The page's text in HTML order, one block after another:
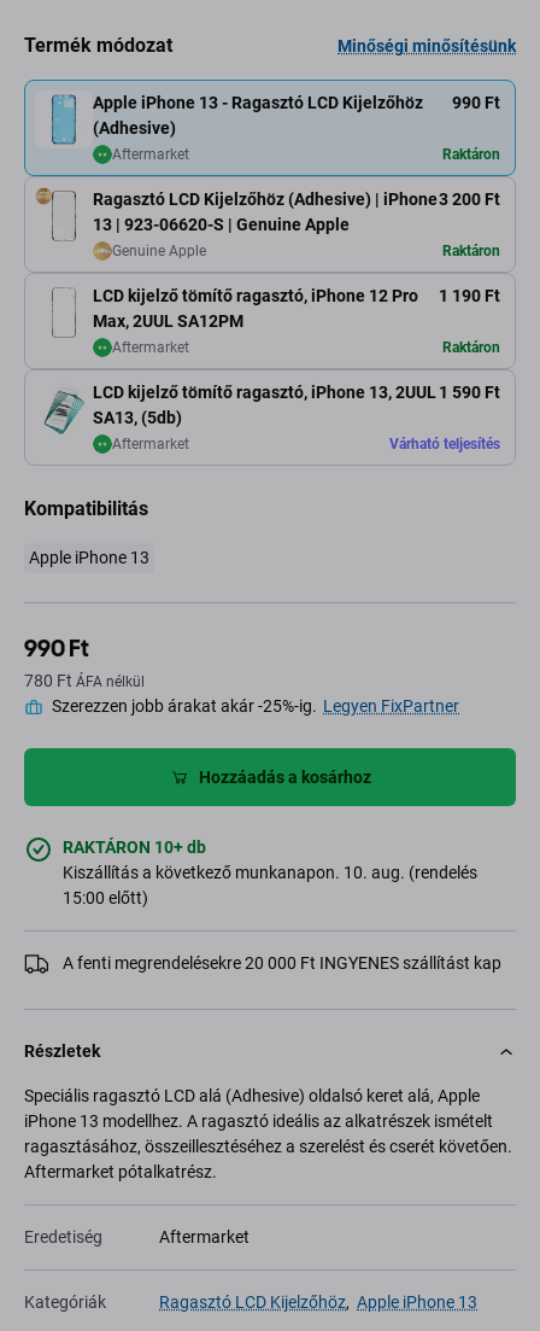
Termék módozat Minőségi minősítésünk
Apple iPhone 13 - Ragasztó LCD Kijelzőhöz
(Adhesive)
990 Ft
Aftermarket Raktáron
Ragasztó LCD Kijelzőhöz (Adhesive) | iPhone
13 | 923-06620-S | Genuine Apple
3 200 Ft
Genuine Apple Raktáron
LCD kijelző tömítő ragasztó, iPhone 12 Pro
Max, 2UUL SA12PM
1 190 Ft
Aftermarket Raktáron
LCD kijelző tömítő ragasztó, iPhone 13, 2UUL
SA13, (5db)
1 590 Ft
Aftermarket Várható teljesítés
Kompatibilitás
Apple iPhone 13
990 Ft
780 Ft ÁFA nélkül
Szerezzen jobb árakat akár -25%-ig. Legyen FixPartner
Hozzáadás a kosárhoz
RAKTÁRON 10+ db
Kiszállítás a következő munkanapon. 10. aug. (rendelés
15:00 előtt)
A fenti megrendelésekre 20 000 Ft INGYENES szállítást kap
Részletek
Speciális ragasztó LCD alá (Adhesive) oldalsó keret alá, Apple
iPhone 13 modellhez. A ragasztó ideális az alkatrészek ismételt
ragasztásához, összeillesztéséhez a szerelést és cserét követően.
Aftermarket pótalkatrész.
Eredetiség Aftermarket
Kategóriák Ragasztó LCD Kijelzőhöz, Apple iPhone 13